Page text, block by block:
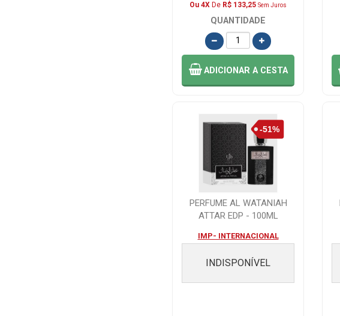
Ou 4X De R$ 133,25 Sem Juros
QUANTIDADE
ADICIONAR A CESTA
PERFUME AL WATANIAH
ATTAR EDP - 100ML
IMP- INTERNACIONAL
INDISPONÍVEL